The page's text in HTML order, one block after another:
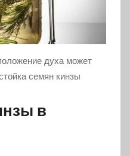
духа может
семян кинзы
в